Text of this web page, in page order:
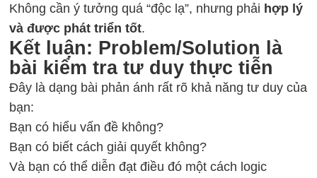
Không cần ý tưởng quá “độc lạ”, nhưng phải hợp lý
và được phát triển tốt.
Kết luận: Problem/Solution là
bài kiểm tra tư duy thực tiễn
Đây là dạng bài phản ánh rất rõ khả năng tư duy của
bạn:
Bạn có hiểu vấn đề không?
Bạn có biết cách giải quyết không?
Và bạn có thể diễn đạt điều đó một cách logic